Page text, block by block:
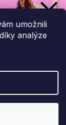
umožnili
analýze
a slevových